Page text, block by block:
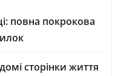
повна покрокова
сторінки життя